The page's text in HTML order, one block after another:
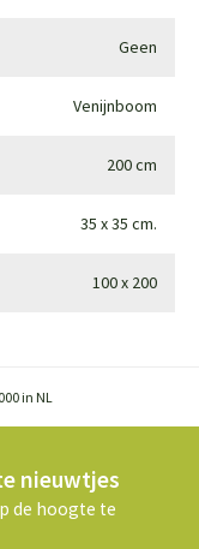
Geen
Venijnboom
200 cm
35 x 35 cm.
100 x 200
in NL
nieuwtjes
de hoogte te